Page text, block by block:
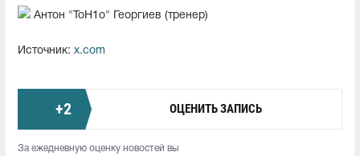
Антон "ToH1o" Георгиев (тренер)
Источник: x.com
+2 ОЦЕНИТЬ ЗАПИСЬ
За ежедневную оценку новостей вы